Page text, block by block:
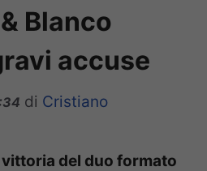
Blanco
accuse
di Cristiano
del duo formato